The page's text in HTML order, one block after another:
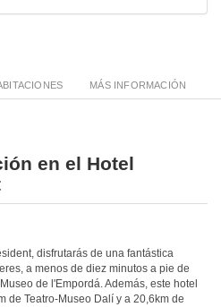
MÁS INFORMACIÓN
en el Hotel
disfrutarás de una fantástica
a menos de diez minutos a pie de
de l'Empordá. Además, este hotel
de Teatro-Museo Dalí y a 20,6km de